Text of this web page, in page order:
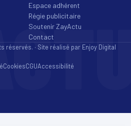
Espace adhérent
Régie publicitaire
Soutenir ZayActu
Contact
réservés. · Site réalisé par Enjoy Digital
CookiesCGUAccessibilité